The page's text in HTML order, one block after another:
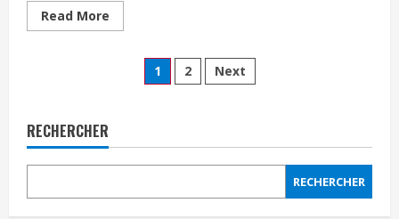
Read More
1 2 Next
RECHERCHER
RECHERCHER